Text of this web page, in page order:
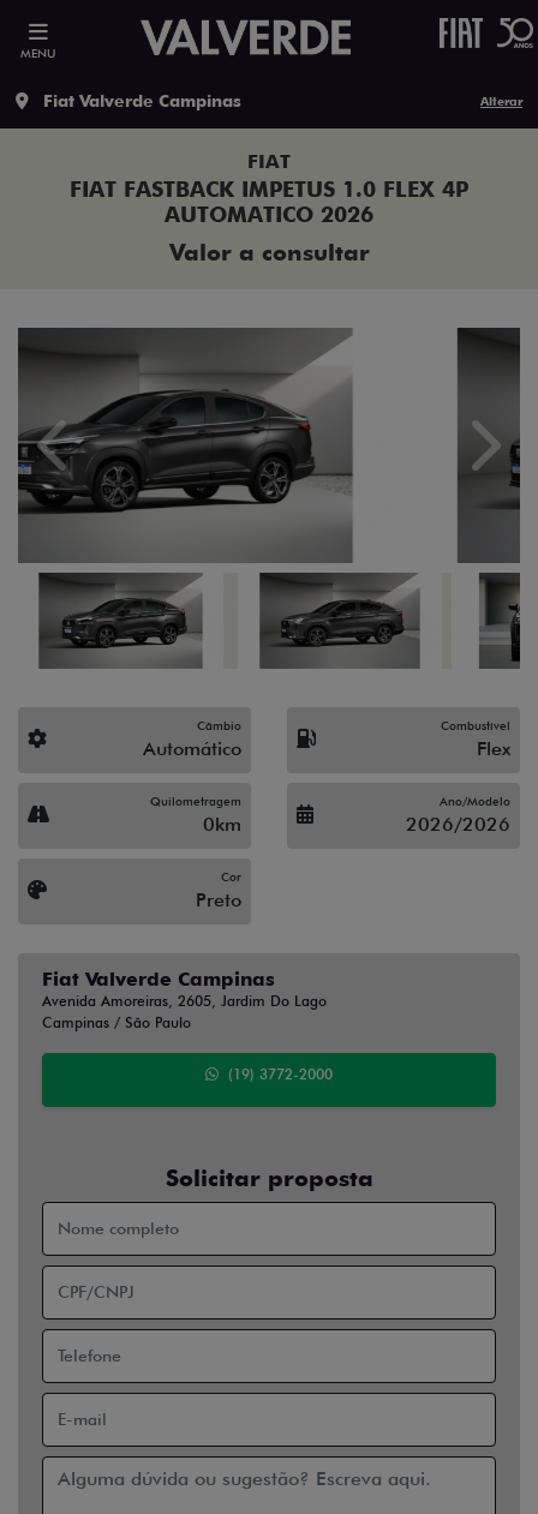
MENU
Fiat Valverde Campinas Alterar
FIAT
FIAT FASTBACK IMPETUS 1.0 FLEX 4P
AUTOMATICO 2026
Valor a consultar
Previous Next
Câmbio
Automático
Combustível
Flex
Quilometragem
0km
Ano/Modelo
2026/2026
Cor
Preto
Fiat Valverde Campinas
Avenida Amoreiras, 2605, Jardim Do Lago
Campinas / São Paulo
(19) 3772-2000
Solicitar proposta